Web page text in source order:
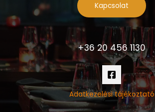
Kapcsolat
+36 20 456 1130
Adatkezelési tájékoztató